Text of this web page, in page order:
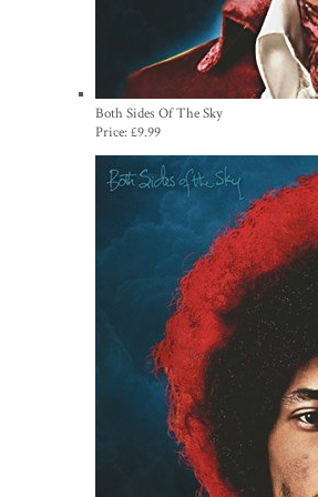
Both Sides Of The Sky
Price:£9.99